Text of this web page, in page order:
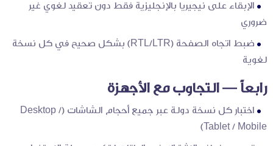
الإبقاء على نيجيريا بالإنجليزية فقط دون تعقيد لغوي غير
ضروري
ضبط اتجاه الصفحة (RTL/LTR) بشكل صحيح في كل نسخة
لغوية
رابعاً — التجاوب مع الأجهزة
اختبار كل نسخة دولة عبر جميع أحجام الشاشات (Desktop /
Tablet / Mobile)